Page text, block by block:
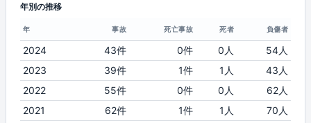
年別の推移
年 事故 死亡事故 死者 負傷者
2024 43件 0件 0人
54人
2023
39件 1件 1人
43人
2022
55件 0件 0人
62人
2021
62件 1件 1人
70人